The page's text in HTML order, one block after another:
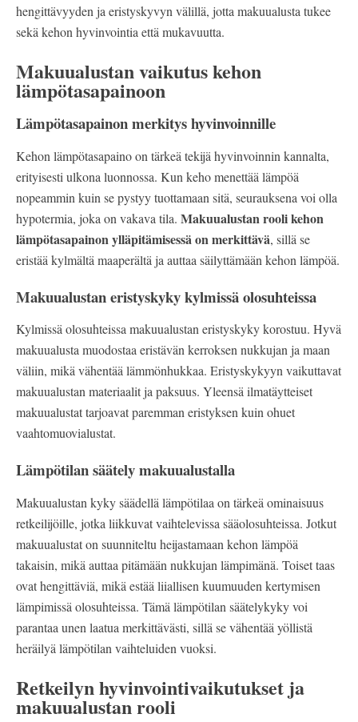
hengittävyyden ja eristyskyvyn välillä, jotta makuualusta tukee
sekä kehon hyvinvointia että mukavuutta.
Makuualustan vaikutus kehon
lämpötasapainoon
Lämpötasapainon merkitys hyvinvoinnille
Kehon lämpötasapaino on tärkeä tekijä hyvinvoinnin kannalta,
erityisesti ulkona luonnossa. Kun keho menettää lämpöä
nopeammin kuin se pystyy tuottamaan sitä, seurauksena voi olla
hypotermia, joka on vakava tila. Makuualustan rooli kehon
lämpötasapainon ylläpitämisessä on merkittävä, sillä se
eristää kylmältä maaperältä ja auttaa säilyttämään kehon lämpöä.
Makuualustan eristyskyky kylmissä olosuhteissa
Kylmissä olosuhteissa makuualustan eristyskyky korostuu. Hyvä
makuualusta muodostaa eristävän kerroksen nukkujan ja maan
väliin, mikä vähentää lämmönhukkaa. Eristyskykyyn vaikuttavat
makuualustan materiaalit ja paksuus. Yleensä ilmatäytteiset
makuualustat tarjoavat paremman eristyksen kuin ohuet
vaahtomuovialustat.
Lämpötilan säätely makuualustalla
Makuualustan kyky säädellä lämpötilaa on tärkeä ominaisuus
retkeilijöille, jotka liikkuvat vaihtelevissa sääolosuhteissa. Jotkut
makuualustat on suunniteltu heijastamaan kehon lämpöä
takaisin, mikä auttaa pitämään nukkujan lämpimänä. Toiset taas
ovat hengittäviä, mikä estää liiallisen kuumuuden kertymisen
lämpimissä olosuhteissa. Tämä lämpötilan säätelykyky voi
parantaa unen laatua merkittävästi, sillä se vähentää yöllistä
heräilyä lämpötilan vaihteluiden vuoksi.
Retkeilyn hyvinvointivaikutukset ja
makuualustan rooli